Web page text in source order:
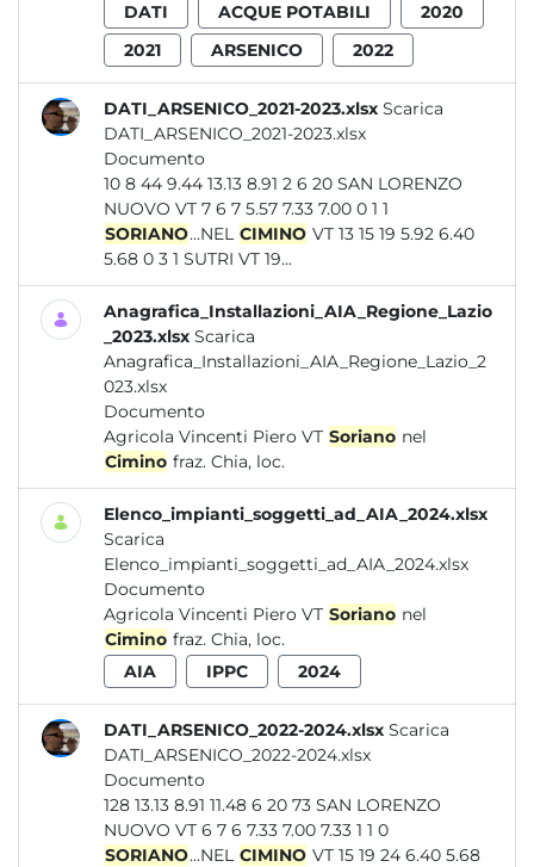
DATI
ACQUE POTABILI
2020
2021
ARSENICO 2022
DATI_ARSENICO_2021-2023.xlsx Scarica
DATI_ARSENICO_2021-2023.xlsx
Documento
10 8 44 9.44 13.13 8.91 2 6 20 SAN LORENZO
NUOVO VT 7 6 7 5.57 7.33 7.00 0 1 1
SORIANO...NEL CIMINO VT 13 15 19 5.92 6.40
5.68 0 3 1 SUTRI VT 19...
Anagrafica_Installazioni_AIA_Regione_Lazio
_2023.xlsx Scarica
Anagrafica_Installazioni_AIA_Regione_Lazio_2
023.xlsx
Documento
Agricola Vincenti Piero VT Soriano nel
Cimino fraz. Chia, loc.
Elenco_impianti_soggetti_ad_AIA_2024.xlsx
Scarica
Elenco_impianti_soggetti_ad_AIA_2024.xlsx
Documento
Agricola Vincenti Piero VT Soriano nel
Cimino fraz. Chia, loc.
AIA
IPPC 2024
DATI_ARSENICO_2022-2024.xlsx Scarica
DATI_ARSENICO_2022-2024.xlsx
Documento
128 13.13 8.91 11.48 6 20 73 SAN LORENZO
NUOVO VT 6 7 6 7.33 7.00 7.33 1 1 0
SORIANO...NEL CIMINO VT 15 19 24 6.40 5.68